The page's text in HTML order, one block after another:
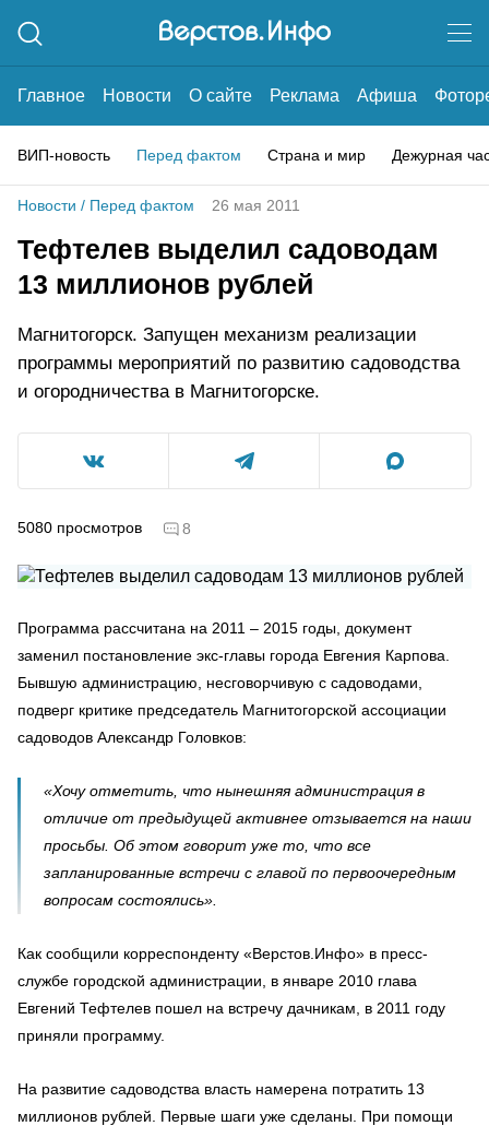
Главное Новости О сайте Реклама Афиша
ВИП-новость Перед фактом Страна и мир Дежурная
Новости / Перед фактом 26 мая 2011
Тефтелев выделил садоводам
13 миллионов рублей
Магнитогорск. Запущен механизм реализации
программы мероприятий по развитию садоводства
и огородничества в Магнитогорске.
5080 просмотров 8
Программа рассчитана на 2011 – 2015 годы, документ
заменил постановление экс-главы города Евгения Карпова.
Бывшую администрацию, несговорчивую с садоводами,
подверг критике председатель Магнитогорской ассоциации
садоводов Александр Головков:
«Хочу отметить, что нынешняя администрация в
отличие от предыдущей активнее отзывается на наши
просьбы. Об этом говорит уже то, что все
запланированные встречи с главой по первоочередным
вопросам состоялись».
Как сообщили корреспонденту «Верстов.Инфо» в пресс-
службе городской администрации, в январе 2010 глава
Евгений Тефтелев пошел на встречу дачникам, в 2011 году
приняли программу.
На развитие садоводства власть намерена потратить 13
миллионов рублей. Первые шаги уже сделаны. При помощи